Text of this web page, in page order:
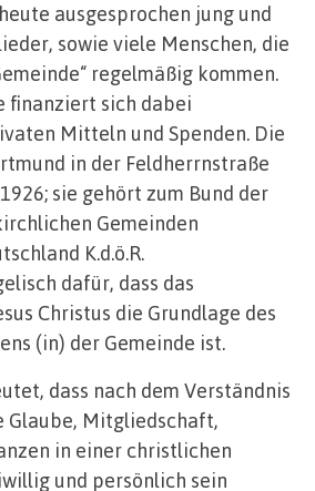
ausgesprochen jung und
sowie viele Menschen, die
regelmäßig kommen.
finanziert sich dabei
Mitteln und Spenden. Die
in der Feldherrnstraße
sie gehört zum Bund der
Gemeinden
K.d.ö.R.
dafür, dass das
Christus die Grundlage des
(in) der Gemeinde ist.
dass nach dem Verständnis
Glaube, Mitgliedschaft,
in einer christlichen
und persönlich sein